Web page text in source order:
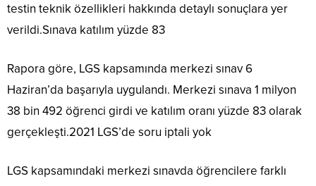
testin teknik özellikleri hakkında detaylı sonuçlara yer
verildi.Sınava katılım yüzde 83
Rapora göre, LGS kapsamında merkezi sınav 6
Haziran’da başarıyla uygulandı. Merkezi sınava 1 milyon
38 bin 492 öğrenci girdi ve katılım oranı yüzde 83 olarak
gerçekleşti.2021 LGS’de soru iptali yok
LGS kapsamındaki merkezi sınavda öğrencilere farklı